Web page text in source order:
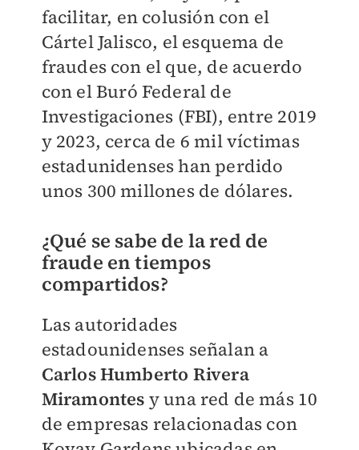
facilitar, en colusión con el
Cártel Jalisco, el esquema de
fraudes con el que, de acuerdo
con el Buró Federal de
Investigaciones (FBI), entre 2019
y 2023, cerca de 6 mil víctimas
estadunidenses han perdido
unos 300 millones de dólares.
¿Qué se sabe de la red de
fraude en tiempos
compartidos?
Las autoridades
estadounidenses señalan a
Carlos Humberto Rivera
Miramontes y una red de más 10
de empresas relacionadas con